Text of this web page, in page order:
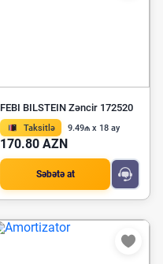
FEBI BILSTEIN Zəncir 172520
Taksitlə 9.49₼ x 18 ay
170.80 AZN
Səbətə at